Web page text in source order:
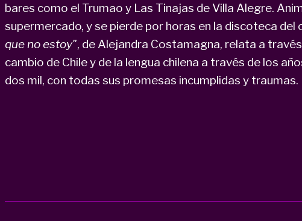
bares como el Trumao y Las Tinajas de Villa Alegre.
supermercado, y se pierde por horas en la discoteca del
que no estoy", de Alejandra Costamagna, relata a
cambio de Chile y de la lengua chilena a través de los
dos mil, con todas sus promesas incumplidas y traumas.